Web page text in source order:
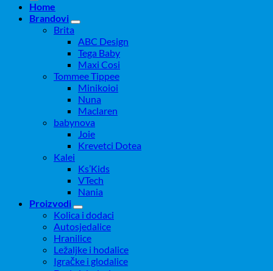
Home
Brandovi
Brita
ABC Design
Tega Baby
Maxi Cosi
Tommee Tippee
Minikoioi
Nuna
Maclaren
babynova
Joie
Krevetci Dotea
Kalei
Ks’Kids
VTech
Nania
Proizvodi
Kolica i dodaci
Autosjedalice
Hranilice
Ležaljke i hodalice
Igračke i glodalice